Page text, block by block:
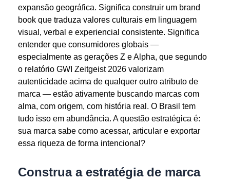
expansão geográfica. Significa construir um brand
book que traduza valores culturais em linguagem
visual, verbal e experiencial consistente. Significa
entender que consumidores globais —
especialmente as gerações Z e Alpha, que segundo
o relatório GWI Zeitgeist 2026 valorizam
autenticidade acima de qualquer outro atributo de
marca — estão ativamente buscando marcas com
alma, com origem, com história real. O Brasil tem
tudo isso em abundância. A questão estratégica é:
sua marca sabe como acessar, articular e exportar
essa riqueza de forma intencional?
Construa a estratégia de marca